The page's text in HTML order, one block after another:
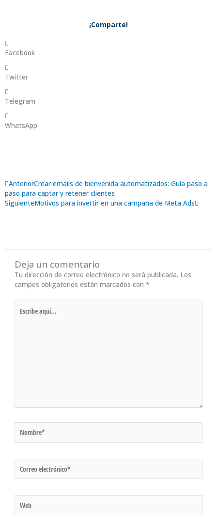
¡Comparte!
Facebook
Twitter
Telegram
WhatsApp
Ant
AnteriorCrear emails de bienvenida automatizados: Guía paso a
paso para captar y retener clientes
SiguienteMotivos para invertir en una campaña de Meta Ads
Deja un comentario
Tu dirección de correo electrónico no será publicada. Los
campos obligatorios están marcados con *
aquí...
electrónico*